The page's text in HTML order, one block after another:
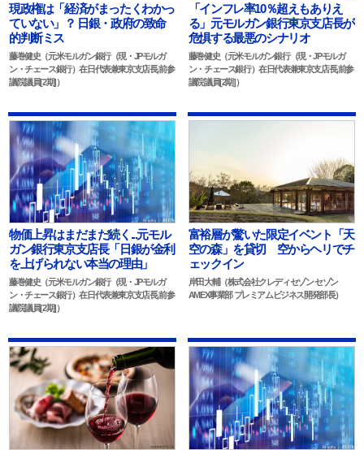
現政権は「経済がまったくわかっ
ていない」？ 日銀・政府の致命
的判断ミス
藤巻健史（元米モルガン銀行（現・JPモルガ
ン・チェース銀行）在日代表兼東京支店長,前参
議院議員[2期]）
「インフレ率10％超えもありえ
る」元モルガン銀行東京支店長が
危惧する最悪のシナリオ
藤巻健史（元米モルガン銀行（現・JPモルガ
ン・チェース銀行）在日代表兼東京支店長,前参
議院議員[2期]）
物価上昇はまだまだ続く...元モル
ガン銀行東京支店長「日銀が金利
を上げられない本当の理由」
藤巻健史（元米モルガン銀行（現・JPモルガ
ン・チェース銀行）在日代表兼東京支店長,前参
議院議員[2期]）
富裕層が驚いた限定イベント「天
空の森」を貸切 空からヘリでチ
ェックイン
岸田大輔（株式会社クレディセゾン セゾン
AMEX事業部 プレミアムビジネス開発部長）